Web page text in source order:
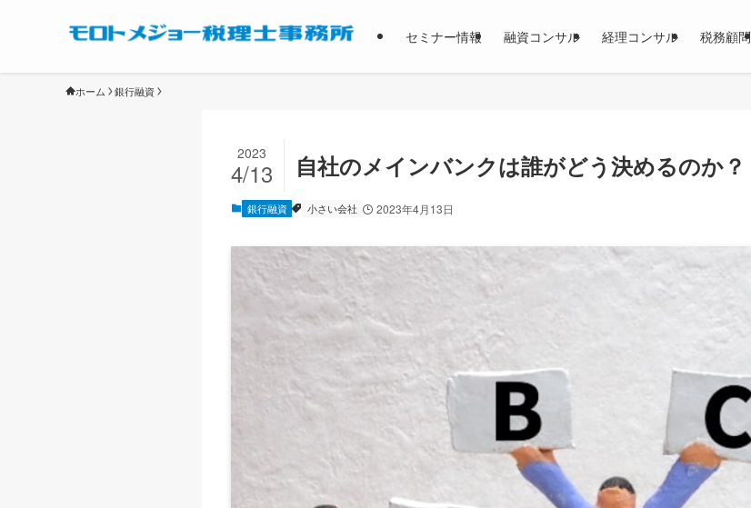
セミナー情報 融資コンサル 経理コンサル 税務顧問
ホーム 銀行融資
自社のメインバンクは誰がどう決めるのか？
2023
4/13
銀行融資 小さい会社 2023年4月13日